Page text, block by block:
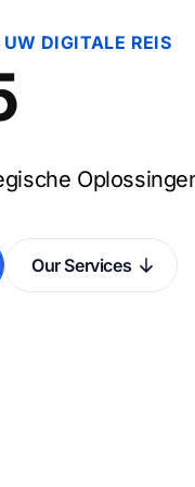
DIGITALE REIS
Our Services